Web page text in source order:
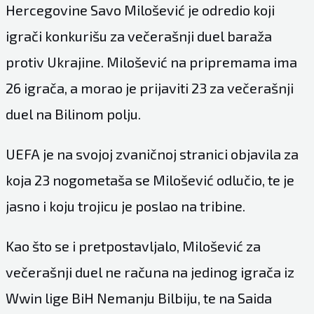
Hercegovine Savo Milošević je odredio koji
igrači konkurišu za večerašnji duel baraža
protiv Ukrajine. Milošević na pripremama ima
26 igrača, a morao je prijaviti 23 za večerašnji
duel na Bilinom polju.
UEFA je na svojoj zvaničnoj stranici objavila za
koja 23 nogometaša se Milošević odlučio, te je
jasno i koju trojicu je poslao na tribine.
Kao što se i pretpostavljalo, Milošević za
večerašnji duel ne računa na jedinog igrača iz
Wwin lige BiH Nemanju Bilbiju, te na Saida